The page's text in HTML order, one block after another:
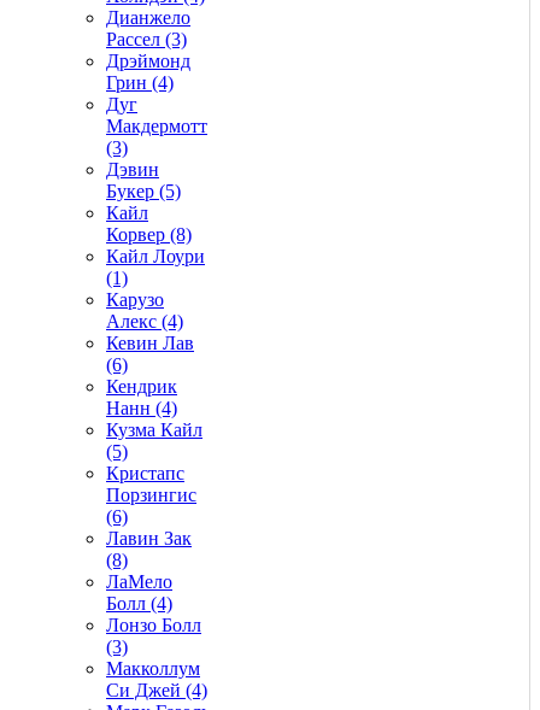
Дианжело
Рассел (3)
Дрэймонд
Грин (4)
Дуг
Макдермотт
(3)
Дэвин
Букер (5)
Кайл
Корвер (8)
Кайл Лоури
(1)
Карузо
Алекс (4)
Кевин Лав
(6)
Кендрик
Нанн (4)
Кузма Кайл
(5)
Кристапс
Порзингис
(6)
Лавин Зак
(8)
ЛаМело
Болл (4)
Лонзо Болл
(3)
Макколлум
Си Джей (4)